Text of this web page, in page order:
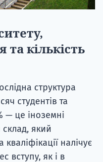
та кількість
структура
студентів та
— це іноземні
який
налічує
вступу, як і в